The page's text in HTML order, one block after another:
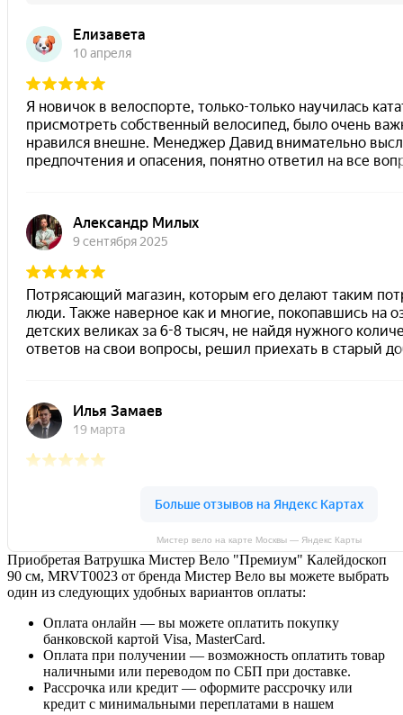
Мистер вело на карте Москвы — Яндекс Карты
Приобретая Ватрушка Мистер Вело "Премиум" Калейдоскоп
90 см, MRVT0023 от бренда Мистер Вело вы можете выбрать
один из следующих удобных вариантов оплаты:
Оплата онлайн — вы можете оплатить покупку
банковской картой Visa, MasterCard.
Оплата при получении — возможность оплатить товар
наличными или переводом по СБП при доставке.
Рассрочка или кредит — оформите рассрочку или
кредит с минимальными переплатами в нашем